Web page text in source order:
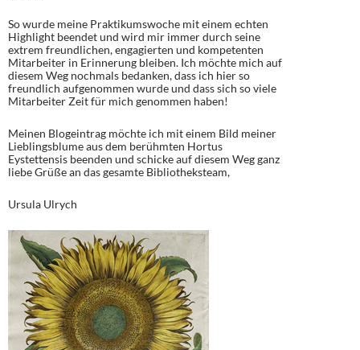
So wurde meine Praktikumswoche mit einem echten
Highlight beendet und wird mir immer durch seine
extrem freundlichen, engagierten und kompetenten
Mitarbeiter in Erinnerung bleiben. Ich möchte mich auf
diesem Weg nochmals bedanken, dass ich hier so
freundlich aufgenommen wurde und dass sich so viele
Mitarbeiter Zeit für mich genommen haben!
Meinen Blogeintrag möchte ich mit einem Bild meiner
Lieblingsblume aus dem berühmten Hortus
Eystettensis beenden und schicke auf diesem Weg ganz
liebe Grüße an das gesamte Bibliotheksteam,
Ursula Ulrych